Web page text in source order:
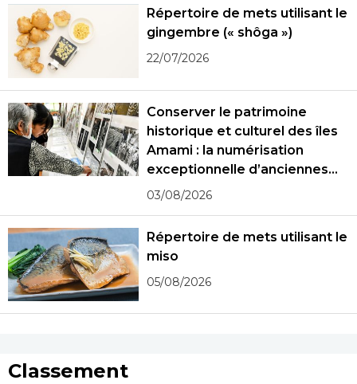
Répertoire de mets utilisant le
gingembre (« shôga »)
22/07/2026
Conserver le patrimoine
historique et culturel des îles
Amami : la numérisation
exceptionnelle d’anciennes
photographies
03/08/2026
Répertoire de mets utilisant le
miso
05/08/2026
Classement